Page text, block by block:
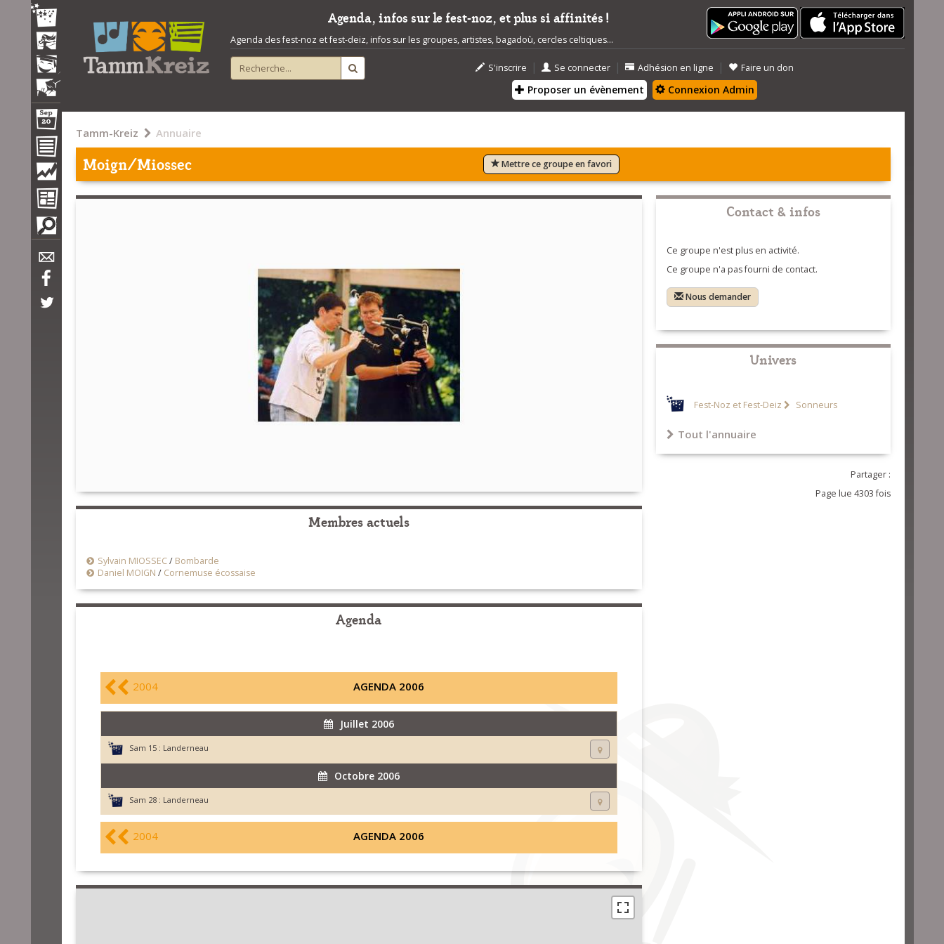
Agenda, infos sur le fest-noz, et plus si affinités !
Agenda des fest-noz et fest-deiz, infos sur les groupes, artistes, bagadoù, cercles celtiques...
S'inscrire | Se connecter | Adhésion en ligne | Faire un don
Proposer un évènement Connexion Admin
Tamm-Kreiz Annuaire
Moign/Miossec Mettre ce groupe en favori
Membres actuels
Sylvain MIOSSEC/ Bombarde
Daniel MOIGN / Cornemuse écossaise
Agenda
2004 AGENDA 2006
Juillet 2006
Sam 15 : Landerneau
Octobre 2006
Sam 28 : Landerneau
2004 AGENDA 2006
Contact & infos
Ce groupe n'est plus en activité.
Ce groupe n'a pas fourni de contact.
Nous demander
Univers
Fest-Noz et Fest-Deiz Sonneurs
Tout l'annuaire
Partager :
Page lue 4303 fois